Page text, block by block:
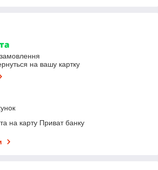
на вашу картку
на карту Приват банку